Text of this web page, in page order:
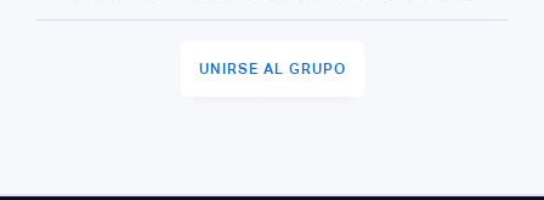
UNIRSE AL GRUPO